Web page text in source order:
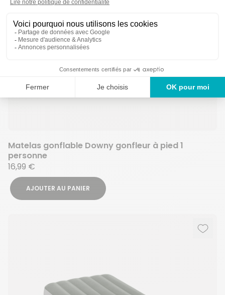
Matelas gonflable Downy gonfleur à pied 1
personne
16,99 €
AJOUTER AU PANIER